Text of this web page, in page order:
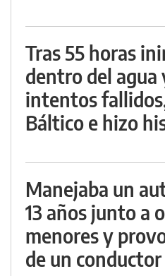
Tras 55 horas
dentro del agua
intentos
Báltico e hizo
Manejaba un
13 años junto a
menores y
de un conductor